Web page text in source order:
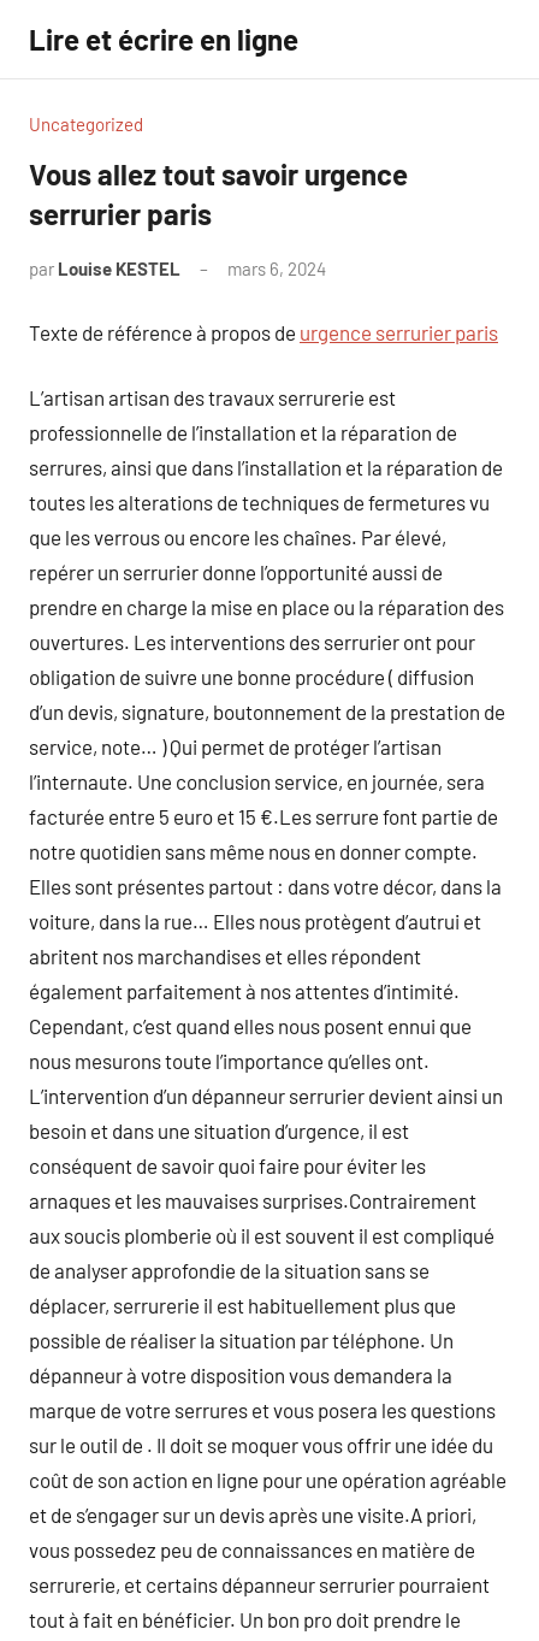
contenu
Lire et écrire en ligne
Uncategorized
Vous allez tout savoir urgence
serrurier paris
par Louise KESTEL mars 6, 2024
Texte de référence à propos de urgence serrurier paris
L’artisan artisan des travaux serrurerie est
professionnelle de l’installation et la réparation de
serrures, ainsi que dans l’installation et la réparation de
toutes les alterations de techniques de fermetures vu
que les verrous ou encore les chaînes. Par élevé,
repérer un serrurier donne l’opportunité aussi de
prendre en charge la mise en place ou la réparation des
ouvertures. Les interventions des serrurier ont pour
obligation de suivre une bonne procédure ( diffusion
d’un devis, signature, boutonnement de la prestation de
service, note… ) Qui permet de protéger l’artisan
l’internaute. Une conclusion service, en journée, sera
facturée entre 5 euro et 15 €.Les serrure font partie de
notre quotidien sans même nous en donner compte.
Elles sont présentes partout : dans votre décor, dans la
voiture, dans la rue… Elles nous protègent d’autrui et
abritent nos marchandises et elles répondent
également parfaitement à nos attentes d’intimité.
Cependant, c’est quand elles nous posent ennui que
nous mesurons toute l’importance qu’elles ont.
L’intervention d’un dépanneur serrurier devient ainsi un
besoin et dans une situation d’urgence, il est
conséquent de savoir quoi faire pour éviter les
arnaques et les mauvaises surprises.Contrairement
aux soucis plomberie où il est souvent il est compliqué
de analyser approfondie de la situation sans se
déplacer, serrurerie il est habituellement plus que
possible de réaliser la situation par téléphone. Un
dépanneur à votre disposition vous demandera la
marque de votre serrures et vous posera les questions
sur le outil de . Il doit se moquer vous offrir une idée du
coût de son action en ligne pour une opération agréable
et de s’engager sur un devis après une visite.A priori,
vous possedez peu de connaissances en matière de
serrurerie, et certains dépanneur serrurier pourraient
tout à fait en bénéficier. Un bon pro doit prendre le